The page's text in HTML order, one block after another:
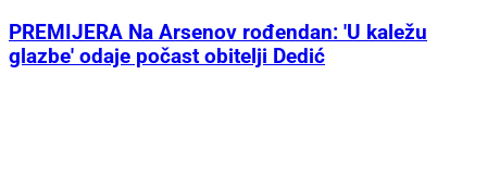
PREMIJERA Na Arsenov rođendan: 'U kaležu
glazbe' odaje počast obitelji Dedić